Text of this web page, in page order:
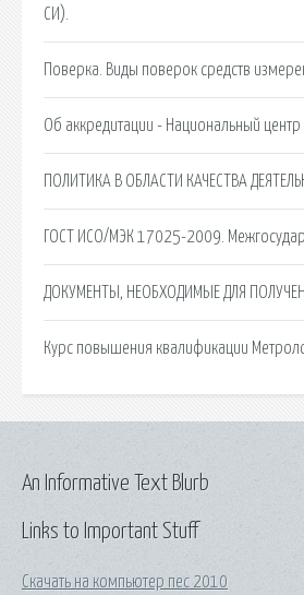
СИ).
Поверка. Виды поверок средств
Об аккредитации - Национальный центр
ПОЛИТИКА В ОБЛАСТИ КАЧЕСТВА
ГОСТ ИСО/МЭК 17025-2009.
ДОКУМЕНТЫ, НЕОБХОДИМЫЕ ДЛЯ
Курс повышения квалификации
Links to Important Stuff
Скачать на компьютер пес 2010
An Informative Text Blurb